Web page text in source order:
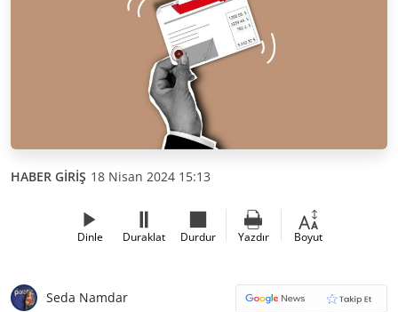
HABER GİRİŞ 18 Nisan 2024 15:13
Dinle Duraklat Durdur Yazdır Boyut
Seda Namdar